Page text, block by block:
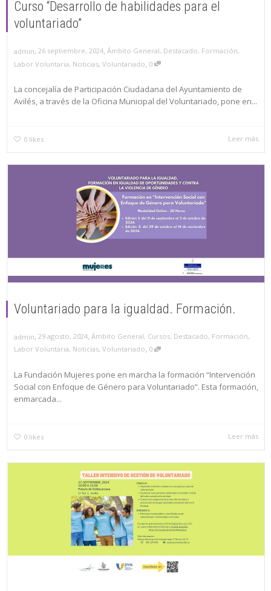
Curso “Desarrollo de habilidades para el
voluntariado”
admin, 26 septiembre, 2024, Ámbito General, Destacado, Formación,
Labor Voluntaria, Noticias, Voluntariado 0
La concejalía de Participación Ciudadana del Ayuntamiento de
Avilés, a través de la Oficina Municipal del Voluntariado, pone en...
0 likes Leer más
Voluntariado para la igualdad. Formación.
admin, 29 agosto, 2024, Ámbito General, Cursos, Destacado, Formación,
Labor Voluntaria, Noticias, Voluntariado, 0
La Fundación Mujeres pone en marcha la formación “Intervención
Social con Enfoque de Género para Voluntariado”. Esta formación,
enmarcada...
0 likes Leer más